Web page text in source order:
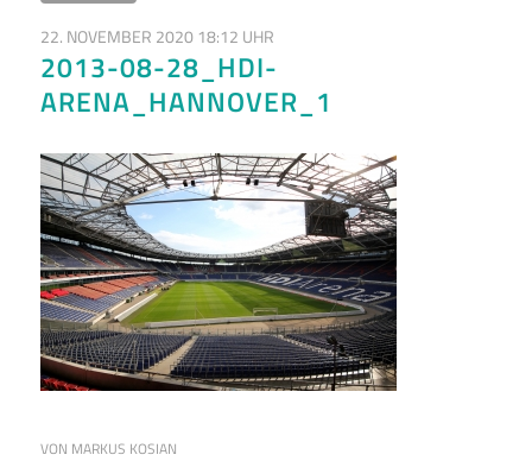
22. NOVEMBER 2020 18:12 UHR
2013-08-28_HDI-
ARENA_HANNOVER_1
VON MARKUS KOSIAN